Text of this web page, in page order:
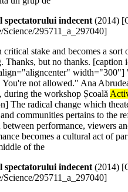
spectatorului indecent(2014)
Science/295711_a_297040]
critical stake and becomes a sort
Thanks, but no thanks. [caption
width="300"]
not allowed." Ana
during the workshop Școală
The radical change which
communities pertains to the
between performance, viewers
becomes a cultural act of
of the
spectatorului indecent(2014)
Science/295711_a_297040]